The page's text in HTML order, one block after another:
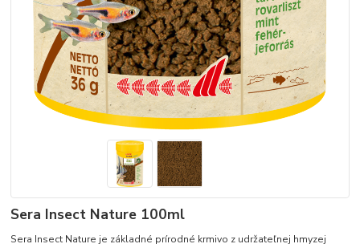
Sera Insect Nature 100ml
Sera Insect Nature je základné prírodné krmivo z udržateľnej hmyzej